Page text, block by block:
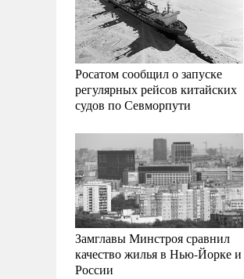
Росатом сообщил о запуске
регулярных рейсов китайских
судов по Севморпути
Замглавы Минстроя сравнил
качество жилья в Нью-Йорке и
России